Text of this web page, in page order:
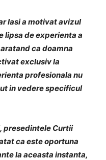
Iasi a motivat avizul
lipsa de experienta a
ca doamna
exclusiv la
profesionala nu
in vedere specificul
presedintele Curtii
ca este oportuna
la aceasta instanta,